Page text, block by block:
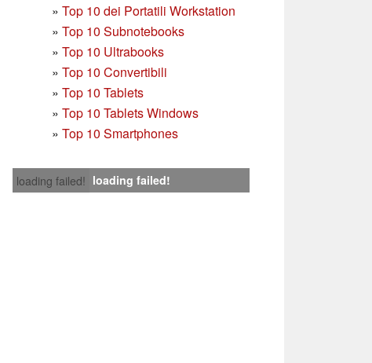
» Top 10 dei Portatili Workstation
» Top 10 Subnotebooks
» Top 10 Ultrabooks
» Top 10 Convertibili
» Top 10 Tablets
» Top 10 Tablets Windows
» Top 10 Smartphones
loading failed! loading failed!